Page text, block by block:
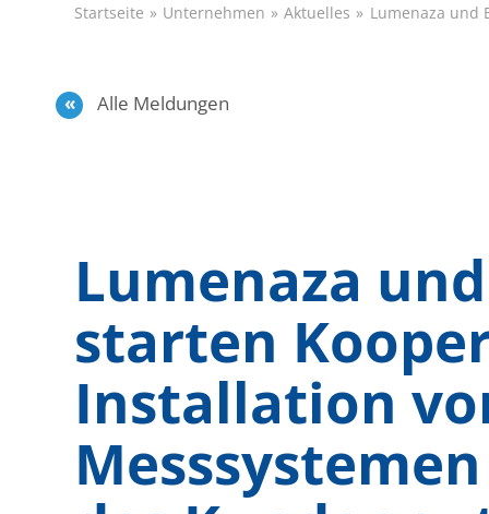
Startseite Unternehmen Aktuelles Lumenaza und
Alle Meldungen
Lumenaza
starten
Installation